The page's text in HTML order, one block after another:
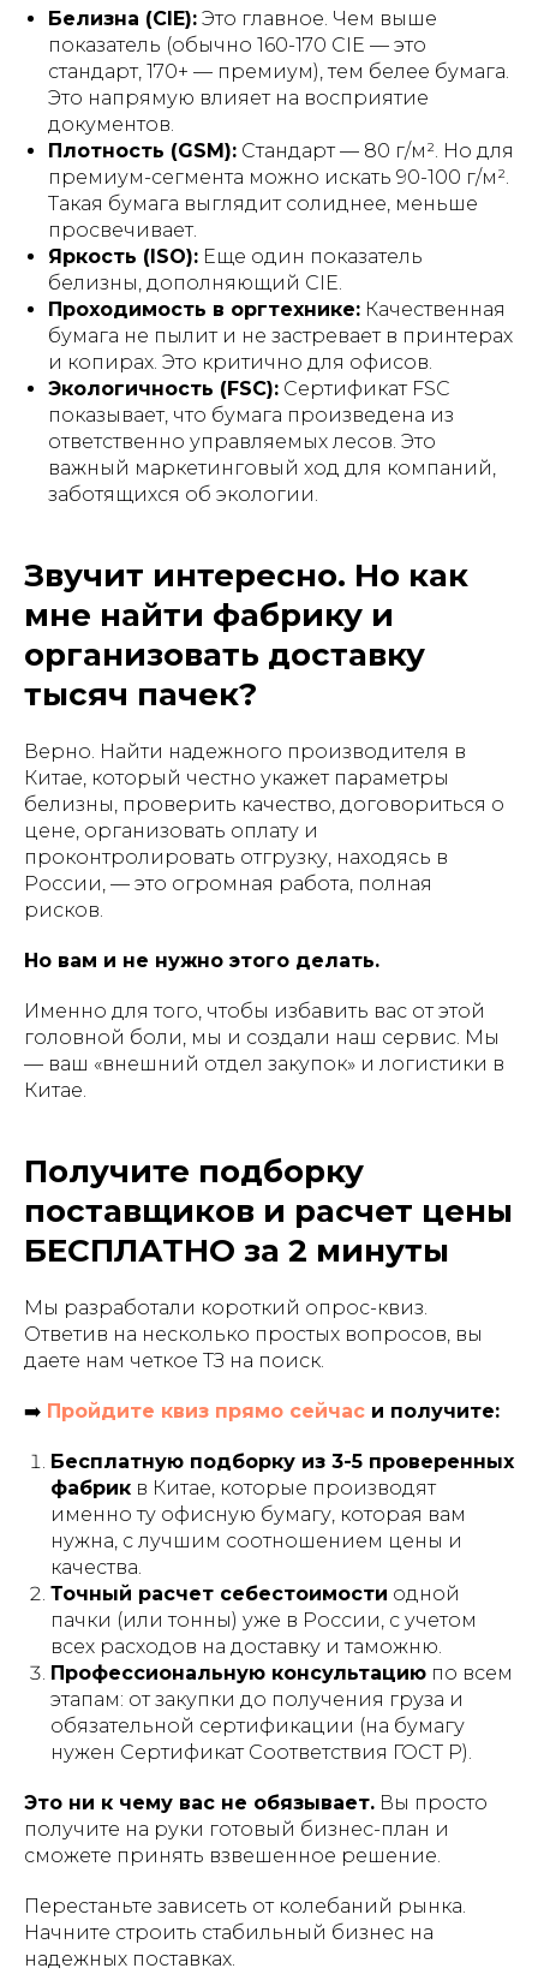
Белизна (CIE): Это главное. Чем выше
показатель (обычно 160-170 CIE — это
стандарт, 170+ — премиум), тем белее бумага.
Это напрямую влияет на восприятие
документов.
Плотность (GSM): Стандарт — 80 г/м². Но для
премиум-сегмента можно искать 90-100 г/м².
Такая бумага выглядит солиднее, меньше
просвечивает.
Яркость (ISO): Еще один показатель
белизны, дополняющий CIE.
Проходимость в оргтехнике: Качественная
бумага не пылит и не застревает в принтерах
и копирах. Это критично для офисов.
Экологичность (FSC): Сертификат FSC
показывает, что бумага произведена из
ответственно управляемых лесов. Это
важный маркетинговый ход для компаний,
заботящихся об экологии.
Звучит интересно. Но как
мне найти фабрику и
организовать доставку
тысяч пачек?
Верно. Найти надежного производителя в
Китае, который честно укажет параметры
белизны, проверить качество, договориться о
цене, организовать оплату и
проконтролировать отгрузку, находясь в
России, — это огромная работа, полная
рисков.
Но вам и не нужно этого делать.
Именно для того, чтобы избавить вас от этой
головной боли, мы и создали наш сервис. Мы
— ваш «внешний отдел закупок» и логистики в
Китае.
Получите подборку
поставщиков и расчет цены
БЕСПЛАТНО за 2 минуты
Мы разработали короткий опрос-квиз.
Ответив на несколько простых вопросов, вы
даете нам четкое ТЗ на поиск.
➡️ Пройдите квиз прямо сейчас и получите:
Бесплатную подборку из 3-5 проверенных
фабрик в Китае, которые производят
именно ту офисную бумагу, которая вам
нужна, с лучшим соотношением цены и
качества.
Точный расчет себестоимости одной
пачки (или тонны) уже в России, с учетом
всех расходов на доставку и таможню.
Профессиональную консультацию по всем
этапам: от закупки до получения груза и
обязательной сертификации (на бумагу
нужен Сертификат Соответствия ГОСТ Р).
Это ни к чему вас не обязывает. Вы просто
получите на руки готовый бизнес-план и
сможете принять взвешенное решение.
Перестаньте зависеть от колебаний рынка.
Начните строить стабильный бизнес на
надежных поставках.